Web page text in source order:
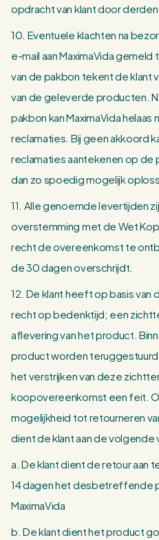
opdracht van klant door
10. Eventuele klachten na
e-mail aan MaximaVida
van de pakbon tekent de klant
van de geleverde producten.
pakbon kan MaximaVida helaas
reclamaties. Bij geen akkoord
reclamaties aantekenen op de
dan zo spoedig mogelijk
11. Alle genoemde levertijden
overstemming met de Wet
recht de overeenkomst te
de 30 dagen overschrijdt.
12. De klant heeft op basis
recht op bedenktijd; een
aflevering van het product.
product worden
het verstrijken van deze
koopovereenkomst een feit.
mogelijkheid tot retourneren
dient de klant aan de
a. De klant dient de retour aan
14 dagen het desbetreffende
MaximaVida
b. De klant dient het product